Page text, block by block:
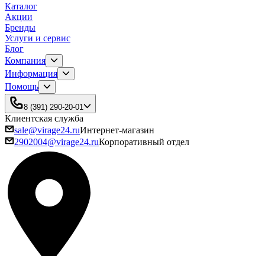
Каталог
Акции
Бренды
Услуги и сервис
Блог
Компания
Информация
Помощь
8 (391) 290-20-01
Клиентская служба
sale@virage24.ruИнтернет-магазин
2902004@virage24.ruКорпоративный отдел